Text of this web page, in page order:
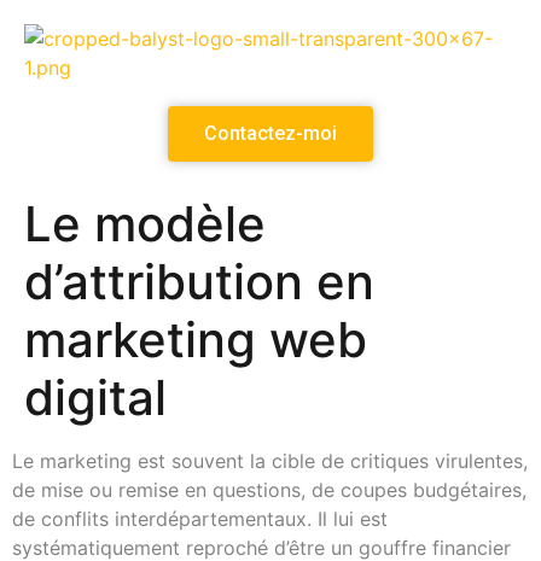
Contactez-moi
Le modèle
d’attribution en
marketing web
digital
Le marketing est souvent la cible de critiques virulentes,
de mise ou remise en questions, de coupes budgétaires,
de conflits interdépartementaux. Il lui est
systématiquement reproché d’être un gouffre financier